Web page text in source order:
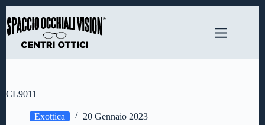
al
contenuto
CL9011
Exottica 20 Gennaio 2023